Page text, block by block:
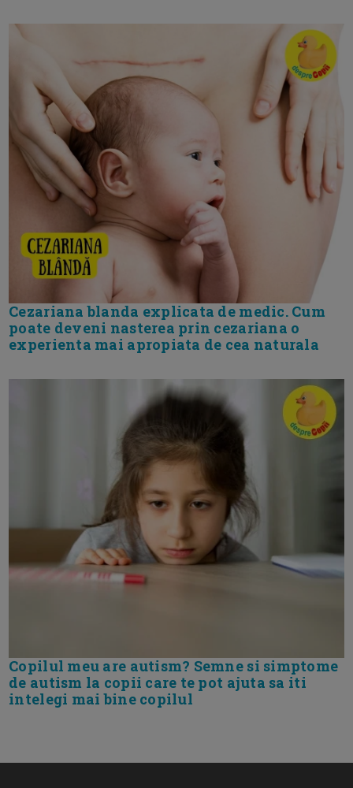
Cezariana blanda explicata de medic. Cum
poate deveni nasterea prin cezariana o
experienta mai apropiata de cea naturala
Copilul meu are autism? Semne si simptome
de autism la copii care te pot ajuta sa iti
intelegi mai bine copilul